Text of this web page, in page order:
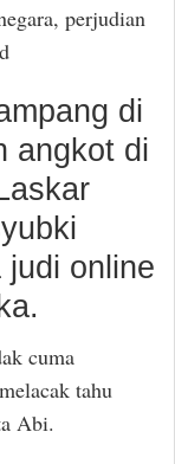
perjudian
di
angkot di
judi online
cuma
tahu
Abi.